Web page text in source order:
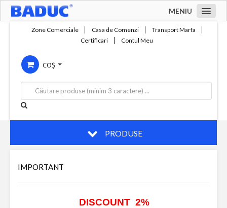
MENIU
Compania
Servicii
Productie
Contact
Zone Comerciale Casa de Comenzi
Transport Marfa
Certificari
Contul Meu
COȘ
PRODUSE
IMPORTANT
DISCOUNT 2%